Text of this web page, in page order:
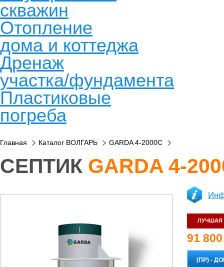
скважин
Отопление
дома и коттеджа
Дренаж
участка/фундамента
Пластиковые
погреба
Главная Каталог ВОЛГАРЬ GARDA 4-2000C
СЕПТИК GARDA 4-
ЛУЧШАЯ
91